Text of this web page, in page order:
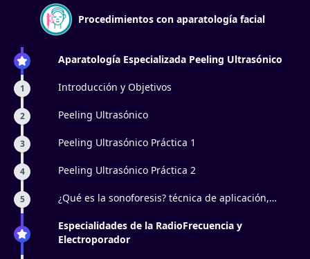
Procedimientos con aparatología facial
Aparatología Especializada Peeling Ultrasónico
1 Introducción y Objetivos
2 Peeling Ultrasónico
3 Peeling Ultrasónico Práctica 1
4 Peeling Ultrasónico Práctica 2
5
¿Qué es la sonoforesis? técnica de aplicación,
ultrasonido.
Especialidades de la RadioFrecuencia y
Electroporador